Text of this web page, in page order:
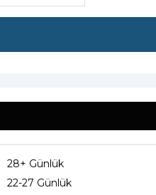
28+ Günlük
22-27 Günlük